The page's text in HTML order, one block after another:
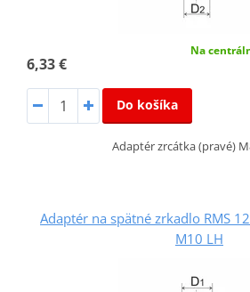
6,33 €
Na
Do košíka
Adaptér zrcátka (pravé)
Adaptér na spätné zrkadlo RMS
M10 LH